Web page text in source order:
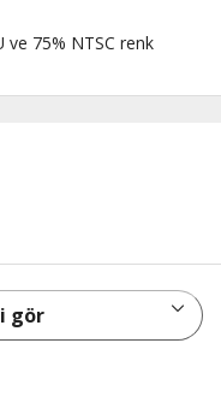
ve 75% NTSC renk
gör